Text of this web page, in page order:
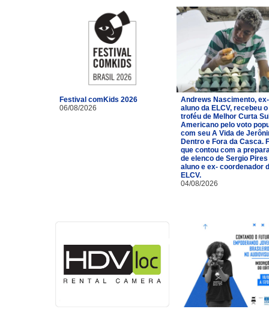
Festival comKids 2026
06/08/2026
Andrews Nascimento, ex-
aluno da ELCV, recebeu o
troféu de Melhor Curta
Americano pelo voto
com seu A Vida de
Dentro e Fora da Casca.
que contou com a
de elenco de Sergio
aluno e ex- coordenador
ELCV.
04/08/2026